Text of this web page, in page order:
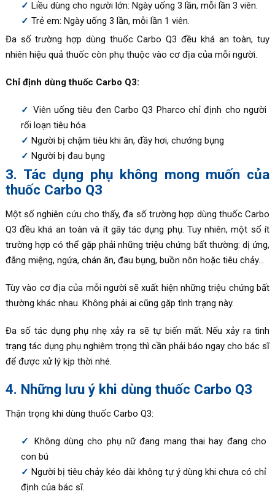
Liều dùng cho người lớn: Ngày uống 3 lần, mỗi lần 3 viên.
Trẻ em: Ngày uống 3 lần, mỗi lần 1 viên.
Đa số trường hợp dùng thuốc Carbo Q3 đều khá an toàn, tuy
nhiên hiệu quả thuốc còn phụ thuộc vào cơ địa của mỗi người.
Chỉ định dùng thuốc Carbo Q3:
Viên uống tiêu đen Carbo Q3 Pharco chỉ định cho người
rối loạn tiêu hóa
Người bị chậm tiêu khi ăn, đầy hơi, chướng bụng
Người bị đau bụng
3. Tác dụng phụ không mong muốn của
thuốc Carbo Q3
Một số nghiên cứu cho thấy, đa số trường hợp dùng thuốc Carbo
Q3 đều khá an toàn và ít gây tác dụng phụ. Tuy nhiên, một số ít
trường hợp có thể gặp phải những triệu chứng bất thường: dị ứng,
đắng miệng, ngứa, chán ăn, đau bụng, buồn nôn hoặc tiêu chảy…
Tùy vào cơ địa của mỗi người sẽ xuất hiện những triệu chứng bất
thường khác nhau. Không phải ai cũng gặp tình trạng này.
Đa số tác dụng phụ nhẹ xảy ra sẽ tự biến mất. Nếu xảy ra tình
trạng tác dụng phụ nghiêm trọng thì cần phải báo ngay cho bác sĩ
để được xử lý kịp thời nhé.
4. Những lưu ý khi dùng thuốc Carbo Q3
Thận trọng khi dùng thuốc Carbo Q3:
Không dùng cho phụ nữ đang mang thai hay đang cho
con bú
Người bị tiêu chảy kéo dài không tự ý dùng khi chưa có chỉ
định của bác sĩ.